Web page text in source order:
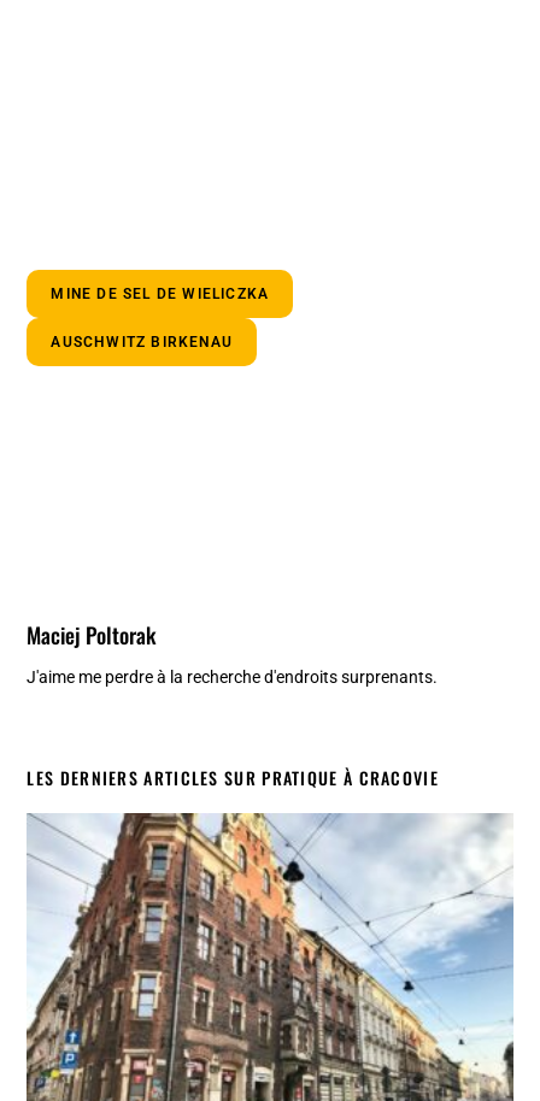
MINE DE SEL DE WIELICZKA
AUSCHWITZ BIRKENAU
Maciej Poltorak
J'aime me perdre à la recherche d'endroits surprenants.
LES DERNIERS ARTICLES SUR PRATIQUE À CRACOVIE